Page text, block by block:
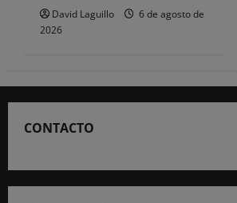
David Laguillo
6 de agosto de
2026
CONTACTO